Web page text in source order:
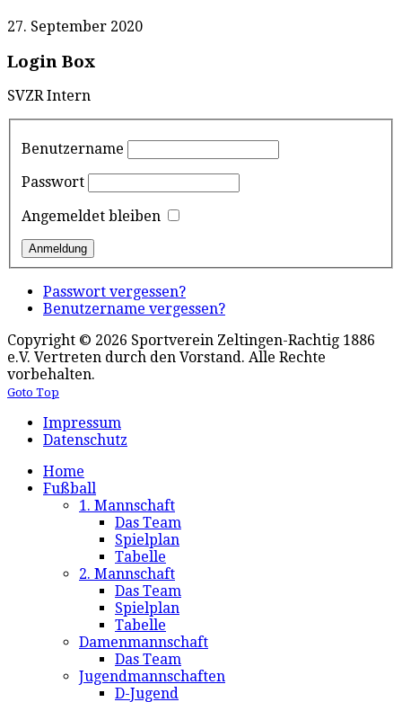
27. September 2020
Login Box
SVZR Intern
Benutzername
Passwort
Angemeldet bleiben
Passwort vergessen?
Benutzername vergessen?
Copyright © 2026 Sportverein Zeltingen-Rachtig 1886
e.V. Vertreten durch den Vorstand. Alle Rechte
vorbehalten.
Goto Top
Impressum
Datenschutz
Home
Fußball
1. Mannschaft
Das Team
Spielplan
Tabelle
2. Mannschaft
Das Team
Spielplan
Tabelle
Damenmannschaft
Das Team
Jugendmannschaften
D-Jugend